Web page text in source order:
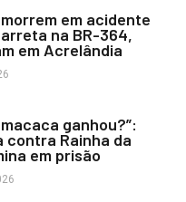
em acidente
na BR-364,
em Acrelândia
ganhou?”:
Rainha da
em prisão